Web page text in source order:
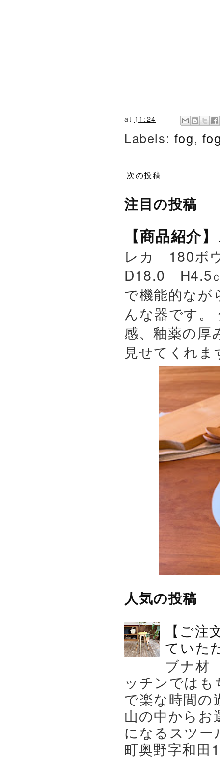
at 11:24
Labels: fog,
次の投稿
注目の投稿
【商品紹介
レカ 180
D18.0 H4.5
で機能的なが
んな器です
感、釉薬の厚
見せてくれ
人気の投稿
【ご
ていた
ブナ材
ッチンでは
で楽な時間の
山の中から
になるスツー
町奥野字和